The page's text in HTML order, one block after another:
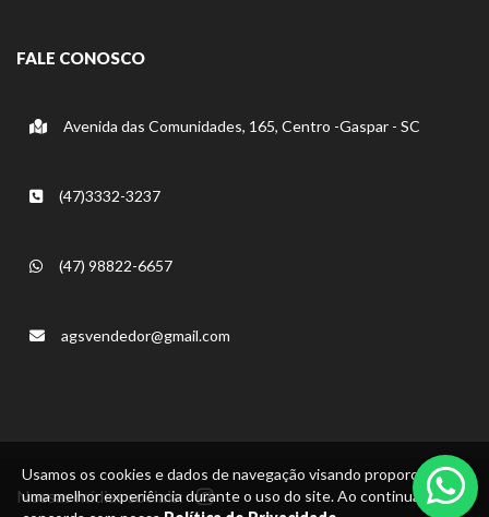
Usamos os cookies e dados de navegação visando proporcionar
uma melhor experiência durante o uso do site. Ao continuar, você
FALE CONOSCO
Avenida das Comunidades, 165, Centro -Gaspar - SC
(47)3332-3237
(47) 98822-6657
agsvendedor@gmail.com
Nossas mídias sociais: